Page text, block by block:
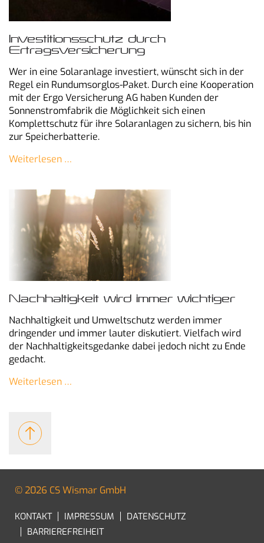
Investitionsschutz durch
Ertragsversicherung
Wer in eine Solaranlage investiert, wünscht sich in der
Regel ein Rundumsorglos-Paket. Durch eine Kooperation
mit der Ergo Versicherung AG haben Kunden der
Sonnenstromfabrik die Möglichkeit sich einen
Komplettschutz für ihre Solaranlagen zu sichern, bis hin
zur Speicherbatterie.
Weiterlesen …
Nachhaltigkeit wird immer wichtiger
Nachhaltigkeit und Umweltschutz werden immer
dringender und immer lauter diskutiert. Vielfach wird
der Nachhaltigkeitsgedanke dabei jedoch nicht zu Ende
gedacht.
Weiterlesen …
© 2026 CS Wismar GmbH
KONTAKT IMPRESSUM
DATENSCHUTZ
BARRIEREFREIHEIT